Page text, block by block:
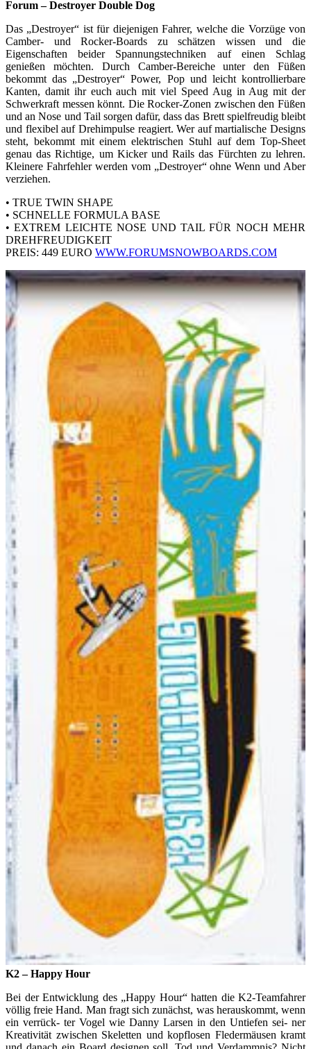
Forum – Destroyer Double Dog
Das „Destroyer“ ist für diejenigen Fahrer, welche die Vorzüge von
Camber- und Rocker-Boards zu schätzen wissen und die
Eigenschaften beider Spannungstechniken auf einen Schlag
genießen möchten. Durch Camber-Bereiche unter den Füßen
bekommt das „Destroyer“ Power, Pop und leicht kontrollierbare
Kanten, damit ihr euch auch mit viel Speed Aug in Aug mit der
Schwerkraft messen könnt. Die Rocker-Zonen zwischen den Füßen
und an Nose und Tail sorgen dafür, dass das Brett spielfreudig bleibt
und flexibel auf Drehimpulse reagiert. Wer auf martialische Designs
steht, bekommt mit einem elektrischen Stuhl auf dem Top-Sheet
genau das Richtige, um Kicker und Rails das Fürchten zu lehren.
Kleinere Fahrfehler werden vom „Destroyer“ ohne Wenn und Aber
verziehen.
• TRUE TWIN SHAPE
• SCHNELLE FORMULA BASE
• EXTREM LEICHTE NOSE UND TAIL FÜR NOCH MEHR
DREHFREUDIGKEIT
PREIS: 449 EURO WWW.FORUMSNOWBOARDS.COM
K2 – Happy Hour
Bei der Entwicklung des „Happy Hour“ hatten die K2-Teamfahrer
völlig freie Hand. Man fragt sich zunächst, was herauskommt, wenn
ein verrück- ter Vogel wie Danny Larsen in den Untiefen sei- ner
Kreativität zwischen Skeletten und kopflosen Fledermäusen kramt